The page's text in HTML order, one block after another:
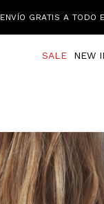
ENVÍO GRATIS A TODO
SALE NEW